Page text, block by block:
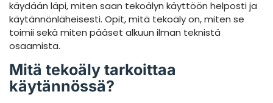
käydään läpi, miten saan tekoälyn käyttöön helposti ja
käytännönläheisesti. Opit, mitä tekoäly on, miten se
toimii sekä miten pääset alkuun ilman teknistä
osaamista.
Mitä tekoäly tarkoittaa
käytännössä?